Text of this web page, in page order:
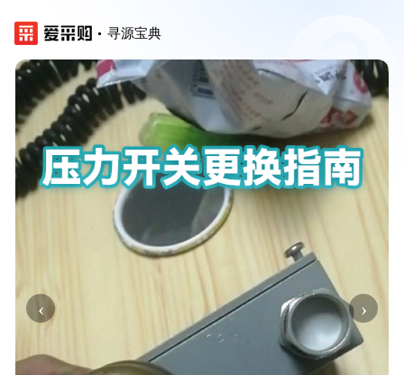
寻源宝典
‹ ›